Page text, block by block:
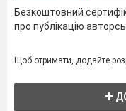
Безкоштовний
про публікацію
Щоб отримати, додайте